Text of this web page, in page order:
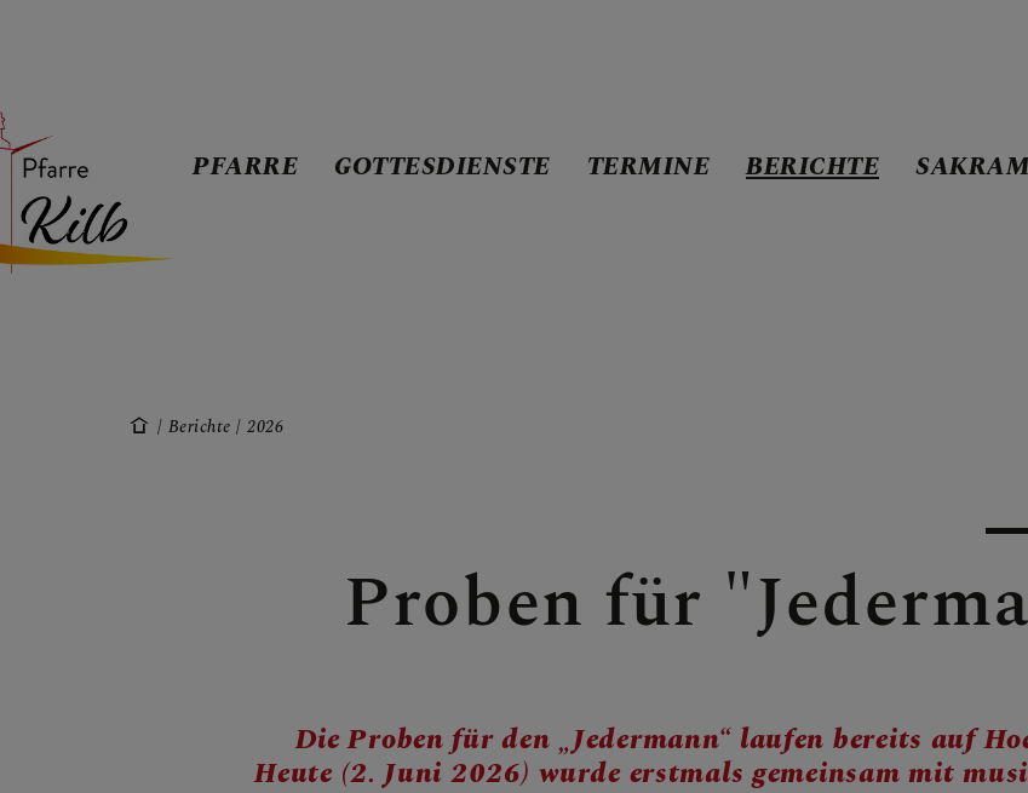
BERICHTE
2024
PFARRE GOTTESDIENSTE TERMINE BERICHTE
Berichte 2026
Proben für
Die Proben für den „Jedermann“ laufen bereits auf
Heute (2. Juni 2026) wurde erstmals gemeinsam mit